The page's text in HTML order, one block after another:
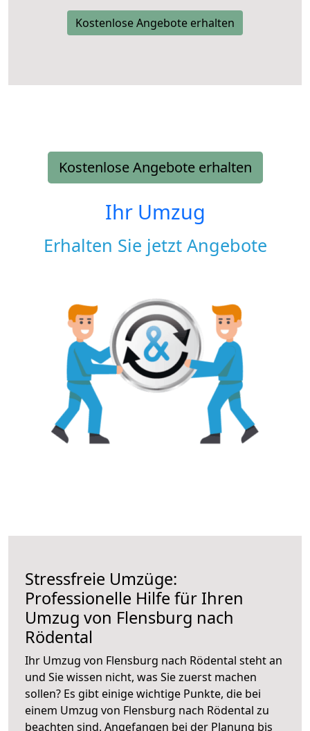
Kostenlose Angebote erhalten
Kostenlose Angebote erhalten
Ihr Umzug
Erhalten Sie jetzt Angebote
Stressfreie Umzüge:
Professionelle Hilfe für Ihren
Umzug von Flensburg nach
Rödental
Ihr Umzug von Flensburg nach Rödental steht an
und Sie wissen nicht, was Sie zuerst machen
sollen? Es gibt einige wichtige Punkte, die bei
einem Umzug von Flensburg nach Rödental zu
beachten sind. Angefangen bei der Planung bis